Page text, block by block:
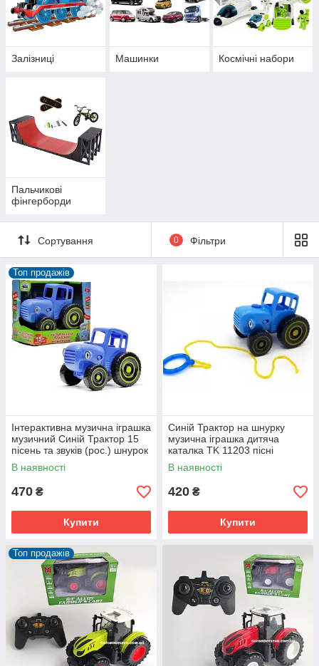
Залізниці Машинки Космічні набори
Пальчикові
фінгерборди
Сортування 0 Фільтри
Топ продажів
Інтерактивна музична іграшка
музичний Синій Трактор 15
пісень та звуків (рос.) шнурок
в комплекті PG1800
В наявності
470 ₴
Купити
Синій Трактор на шнурку
музична іграшка дитяча
каталка TK 11203 пісні
українською Світло Звук
В наявності
420 ₴
Купити
Топ продажів